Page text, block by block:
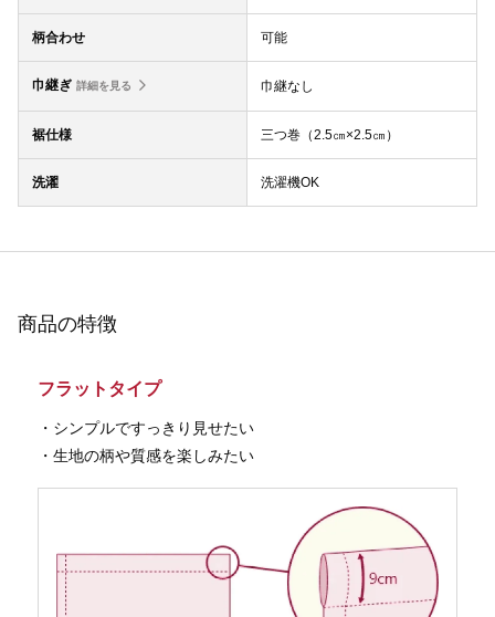
柄合わせ 可能
巾継ぎ 詳細を見る 巾継なし
裾仕様 三つ巻（2.5㎝×2.5㎝）
洗濯 洗濯機OK
商品の特徴
フラットタイプ
・シンプルですっきり見せたい
・生地の柄や質感を楽しみたい